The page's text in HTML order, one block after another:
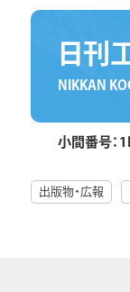
日刊
NIKKAN
小間番号：
出版物・広報